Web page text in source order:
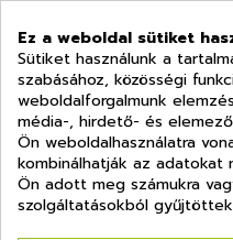
Lépj velünk kapcsolatba!
Termékek
Információk
Fiókod
Ez a weboldal sütiket
Sütiket használunk a
szabásához, közösségi
weboldalforgalmunk
média-, hirdető- és
Ön weboldalhasználatra
kombinálhatják az adatokat
Ön adott meg számukra
szolgáltatásokból